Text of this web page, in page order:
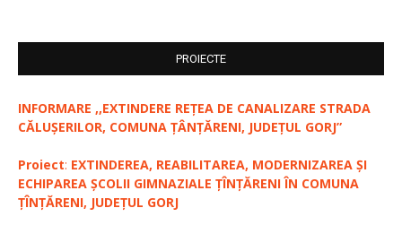
PROIECTE
INFORMARE ,,EXTINDERE REȚEA DE CANALIZARE STRADA
CĂLUȘERILOR, COMUNA ȚÂNȚĂRENI, JUDEȚUL GORJ”
Proiect: EXTINDEREA, REABILITAREA, MODERNIZAREA ȘI
ECHIPAREA ȘCOLII GIMNAZIALE ȚÎNȚĂRENI ÎN COMUNA
ȚÎNȚĂRENI, JUDEȚUL GORJ